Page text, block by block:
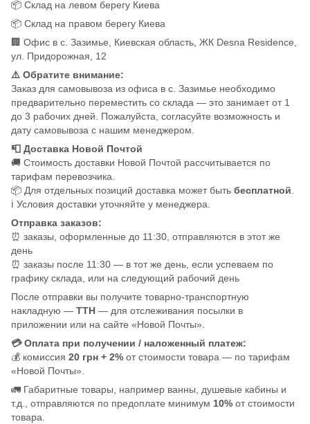
📦 Склад на левом берегу Киева
📦 Склад на правом берегу Киева
🏢 Офис в с. Зазимье, Киевская область, ЖК Desna Residence,
ул. Придорожная, 12
⚠️ Обратите внимание:
Заказ для самовывоза из офиса в с. Зазимье необходимо
предварительно переместить со склада — это занимает от 1
до 3 рабочих дней. Пожалуйста, согласуйте возможность и
дату самовывоза с нашим менеджером.
📮 Доставка Новой Почтой
🚚 Стоимость доставки Новой Почтой рассчитывается по
тарифам перевозчика.
📦 Для отдельных позиций доставка может быть бесплатной
ℹ️ Условия доставки уточняйте у менеджера.
Отправка заказов:
⏰ заказы, оформленные до 11:30, отправляются в этот же
день
⏰ заказы после 11:30 — в тот же день, если успеваем по
графику склада, или на следующий рабочий день
После отправки вы получите товарно-транспортную
накладную — ТТН — для отслеживания посылки в
приложении или на сайте «Новой Почты».
💳 Оплата при получении / наложенный платеж:
💰 комиссия 20 грн + 2% от стоимости товара — по тарифам
«Новой Почты».
🚛 Габаритные товары, например ванны, душевые кабины и
т.д., отправляются по предоплате минимум 10% от стоимости
товара.